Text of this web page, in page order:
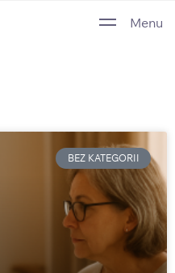
Menu
BEZ KATEGORII